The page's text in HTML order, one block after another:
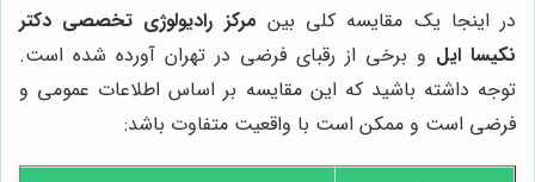
در اینجا یک مقایسه کلی بین مرکز رادیولوژی تخصصی دکتر
نکیسا ایل و برخی از رقبای فرضی در تهران آورده شده است.
توجه داشته باشید که این مقایسه بر اساس اطلاعات عمومی و
فرضی است و ممکن است با واقعیت متفاوت باشد: